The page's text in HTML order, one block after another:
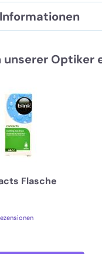
unserer Optiker
Flasche